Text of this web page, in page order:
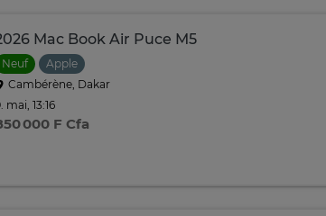
Mac Book Air Puce M5
Neuf
Apple
Cambérène, Dakar
mai, 13:16
000 F Cfa